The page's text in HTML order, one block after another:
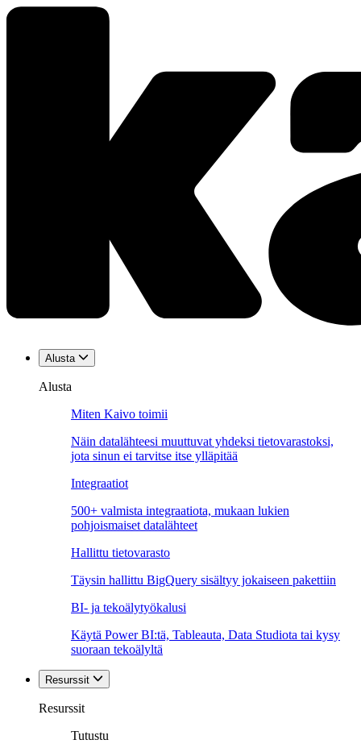
Alusta
Alusta
Miten Kaivo toimii
Näin datalähteesi muuttuvat yhdeksi tietovarastoksi,
jota sinun ei tarvitse itse ylläpitää
Integraatiot
500+ valmista integraatiota, mukaan lukien
pohjoismaiset datalähteet
Hallittu tietovarasto
Täysin hallittu BigQuery sisältyy jokaiseen pakettiin
BI- ja tekoälytyökalusi
Käytä Power BI:tä, Tableauta, Data Studiota tai kysy
suoraan tekoälyltä
Resurssit
Resurssit
Tutustu